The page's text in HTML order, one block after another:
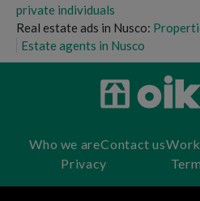
private individuals
Real estate ads in Nusco:
Estate agents in Nusco
Who we areContact us
Privacy